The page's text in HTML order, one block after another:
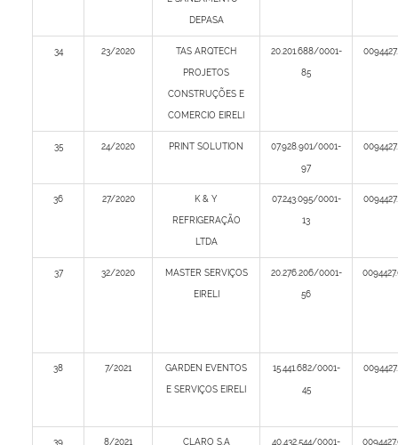
DEPASA
34 23/2020 TAS ARQTECH
PROJETOS
CONSTRUÇÕES E
COMERCIO EIRELI
20.201.688/0001-
85
35 24/2020 PRINT SOLUTION 07.928.901/0001-
97
36 27/2020 K & Y
REFRIGERAÇÃO
LTDA
07.243.095/0001-
13
37 32/2020 MASTER SERVIÇOS
EIRELI
20.276.206/0001-
56
38 7/2021 GARDEN EVENTOS
E SERVIÇOS EIRELI
15.441.682/0001-
45
39 8/2021 CLARO S.A 40.432.544/0001-